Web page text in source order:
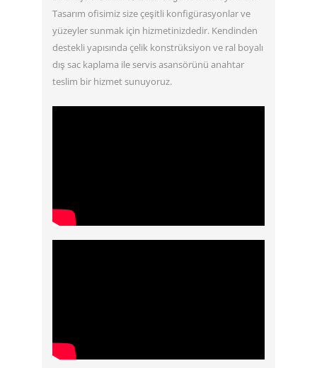
Tasarım ofisimiz size çeşitli konfigürasyonlar ve
yüzeyler sunmak için hizmetinizdedir. Kendinden
destekli yapısında çelik konstrüksiyon ve ral boyalı
dış sac kaplama ile servis asansörünü anahtar
teslim bir hizmet sunuyoruz.